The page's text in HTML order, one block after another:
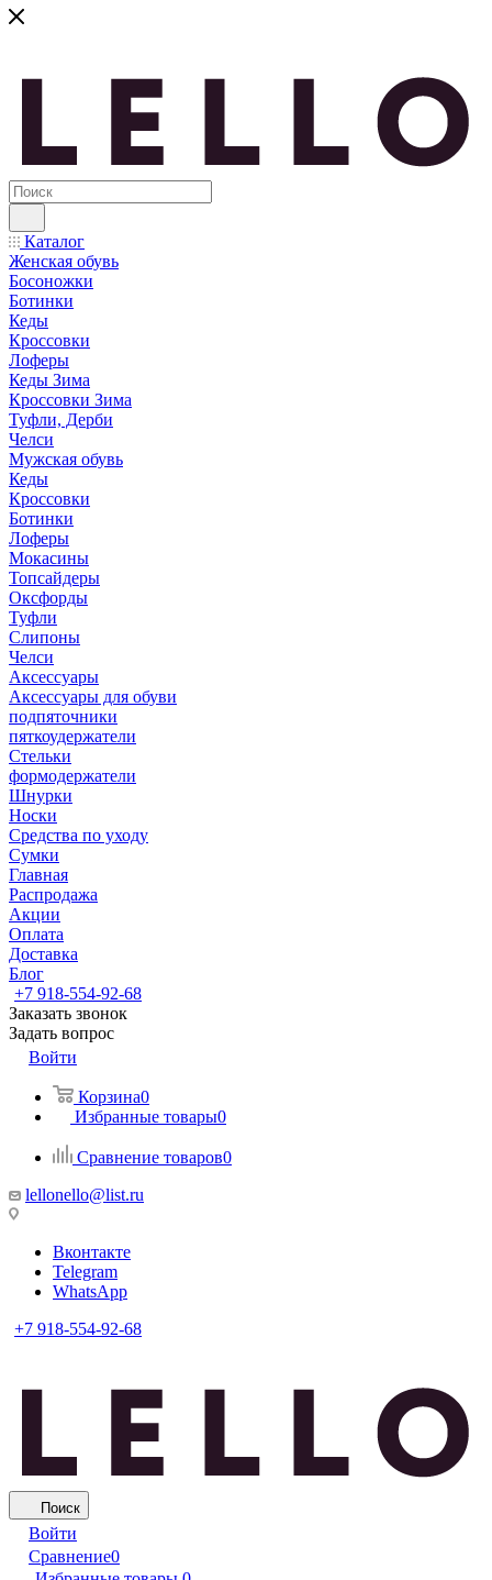
Каталог
Женская обувь
Босоножки
Ботинки
Кеды
Кроссовки
Лоферы
Кеды Зима
Кроссовки Зима
Туфли, Дерби
Челси
Мужская обувь
Кеды
Кроссовки
Ботинки
Лоферы
Мокасины
Топсайдеры
Оксфорды
Туфли
Слипоны
Челси
Аксессуары
Аксессуары для обуви
подпяточники
пяткоудержатели
Стельки
формодержатели
Шнурки
Носки
Средства по уходу
Сумки
Главная
Распродажа
Акции
Оплата
Доставка
Блог
+7 918-554-92-68
Заказать звонок
Задать вопрос
Войти
Корзина0
Избранные товары0
Сравнение товаров0
lellonello@list.ru
Вконтакте
Telegram
WhatsApp
+7 918-554-92-68
Поиск
Войти
Сравнение0